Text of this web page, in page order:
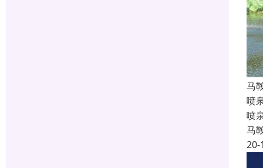
马
喷
喷
马
20-